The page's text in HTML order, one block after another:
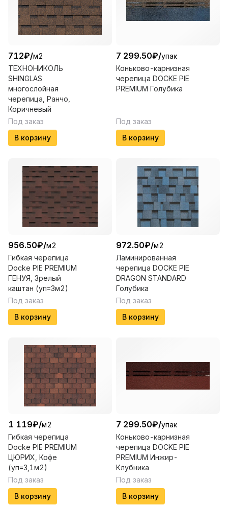
712₽/м2
ТЕХНОНИКОЛЬ
SHINGLAS
многослойная
черепица, Ранчо,
Коричневый
Под заказ
В корзину
7 299.50₽/упак
Коньково-карнизная
черепица DOCKE PIE
PREMIUM Голубика
Под заказ
В корзину
956.50₽/м2
Гибкая черепица
Docke PIE PREMIUM
ГЕНУЯ, Зрелый
каштан (уп=3м2)
Под заказ
В корзину
972.50₽/м2
Ламинированная
черепица DOCKE PIE
DRAGON STANDARD
Голубика
Под заказ
В корзину
1 119₽/м2
Гибкая черепица
Docke PIE PREMIUM
ЦЮРИХ, Кофе
(уп=3,1м2)
Под заказ
В корзину
7 299.50₽/упак
Коньково-карнизная
черепица DOCKE PIE
PREMIUM Инжир-
Клубника
Под заказ
В корзину